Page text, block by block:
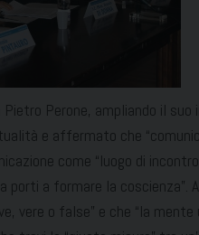
Perone, ampliando il
e affermato che
come “luogo di
a formare la coscienza”.
vere o false” e che “la